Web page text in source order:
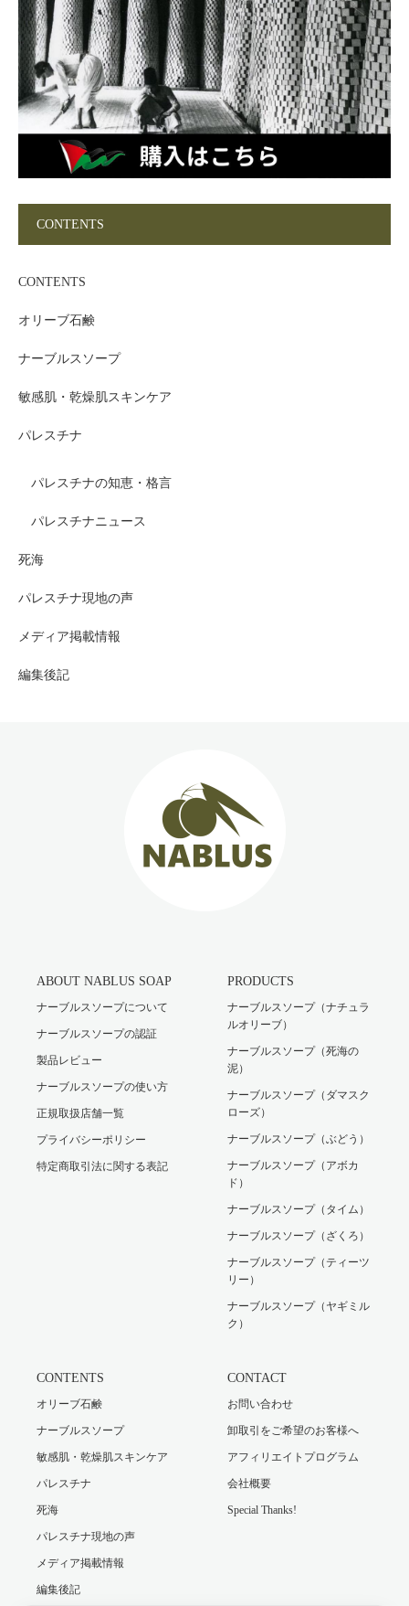
CONTENTS
CONTENTS
オリーブ石鹸
ナーブルスソープ
敏感肌・乾燥肌スキンケア
パレスチナ
パレスチナの知恵・格言
パレスチナニュース
死海
パレスチナ現地の声
メディア掲載情報
編集後記
ABOUT NABLUS SOAP
ナーブルスソープについて
ナーブルスソープの認証
製品レビュー
ナーブルスソープの使い方
正規取扱店舗一覧
プライバシーポリシー
特定商取引法に関する表記
PRODUCTS
ナーブルスソープ（ナチュラ
ルオリーブ）
ナーブルスソープ（死海の
泥）
ナーブルスソープ（ダマスク
ローズ）
ナーブルスソープ（ぶどう）
ナーブルスソープ（アボカ
ド）
ナーブルスソープ（タイム）
ナーブルスソープ（ざくろ）
ナーブルスソープ（ティーツ
リー）
ナーブルスソープ（ヤギミル
ク）
CONTENTS
オリーブ石鹸
ナーブルスソープ
敏感肌・乾燥肌スキンケア
パレスチナ
死海
パレスチナ現地の声
メディア掲載情報
編集後記
CONTACT
お問い合わせ
卸取引をご希望のお客様へ
アフィリエイトプログラム
会社概要
Special Thanks!